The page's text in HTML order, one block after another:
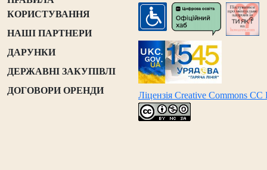
КОРИСТУВАННЯ
НАШІ ПАРТНЕРИ
ДАРУНКИ
ДЕРЖАВНІ ЗАКУПІВЛІ
ДОГОВОРИ ОРЕНДИ
Ліцензія Creative Commons